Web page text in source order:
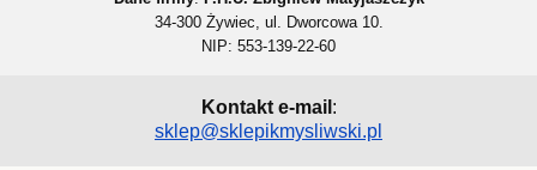
34-300 Żywiec, ul. Dworcowa 10.
NIP: 553-139-22-60
Kontakt e-mail :
sklep@sklepikmysliwski.pl